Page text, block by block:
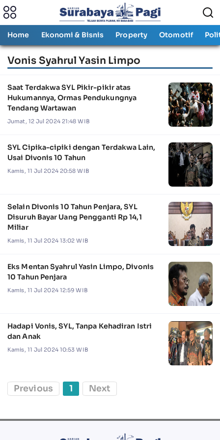
Home Ekonomi & Bisnis Property Otomotif
Vonis Syahrul Yasin Limpo
Saat Terdakwa SYL Pikir-pikir atas
Hukumannya, Ormas Pendukungnya
Tendang Wartawan
Jumat, 12 Jul 2024 21:48 WIB
SYL Cipika-cipiki dengan Terdakwa Lain,
Usai Divonis 10 Tahun
Kamis, 11 Jul 2024 20:58 WIB
Selain Divonis 10 Tahun Penjara, SYL
Disuruh Bayar Uang Pengganti Rp 14,1
Miliar
Kamis, 11 Jul 2024 13:02 WIB
Eks Mentan Syahrul Yasin Limpo, Divonis
10 Tahun Penjara
Kamis, 11 Jul 2024 12:59 WIB
Hadapi Vonis, SYL, Tanpa Kehadiran Istri
dan Anak
Kamis, 11 Jul 2024 10:53 WIB
Previous 1 Next